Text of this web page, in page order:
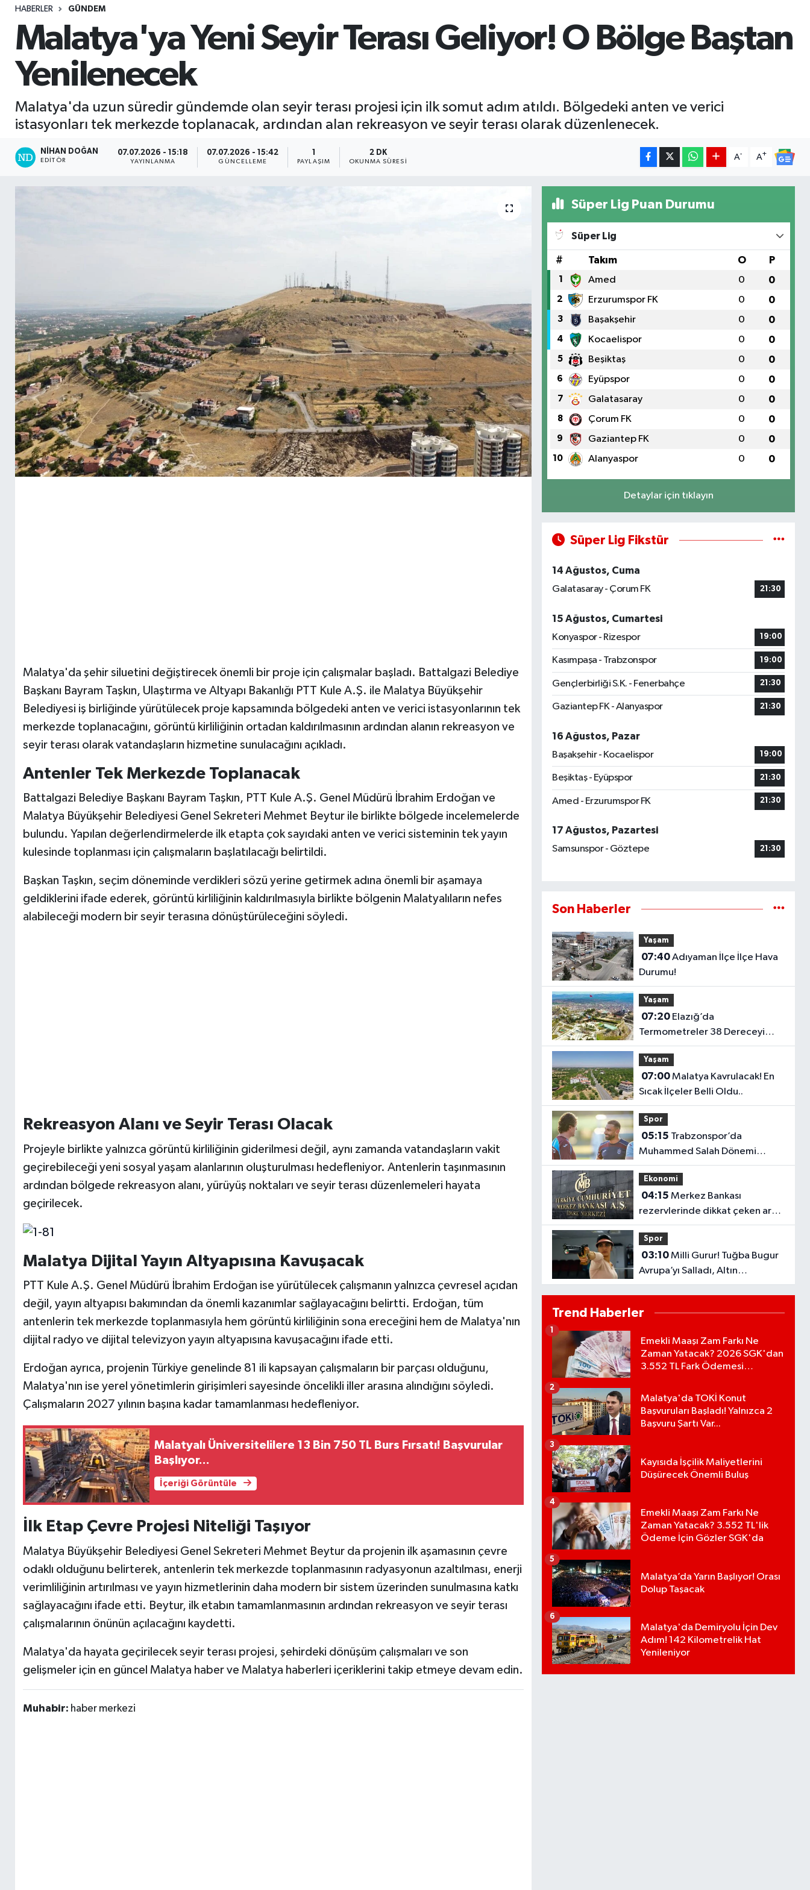
HABERLER GÜNDEM
Malatya'ya Yeni Seyir Terası Geliyor! O Bölge Baştan
Yenilenecek
Malatya'da uzun süredir gündemde olan seyir terası projesi için ilk somut adım atıldı. Bölgedeki anten ve verici
istasyonları tek merkezde toplanacak, ardından alan rekreasyon ve seyir terası olarak düzenlenecek.
NIHAN DOĞAN
EDITÖR
07.07.2026 - 15:18
YAYINLANMA
07.07.2026 - 15:42
GÜNCELLEME
1
PAYLAŞIM
2 DK
OKUNMA SÜRESI
A- A+
Malatya'da şehir siluetini değiştirecek önemli bir proje için çalışmalar başladı. Battalgazi Belediye
Başkanı Bayram Taşkın, Ulaştırma ve Altyapı Bakanlığı PTT Kule A.Ş. ile Malatya Büyükşehir
Belediyesi iş birliğinde yürütülecek proje kapsamında bölgedeki anten ve verici istasyonlarının tek
merkezde toplanacağını, görüntü kirliliğinin ortadan kaldırılmasının ardından alanın rekreasyon ve
seyir terası olarak vatandaşların hizmetine sunulacağını açıkladı.
Antenler Tek Merkezde Toplanacak
Battalgazi Belediye Başkanı Bayram Taşkın, PTT Kule A.Ş. Genel Müdürü İbrahim Erdoğan ve
Malatya Büyükşehir Belediyesi Genel Sekreteri Mehmet Beytur ile birlikte bölgede incelemelerde
bulundu. Yapılan değerlendirmelerde ilk etapta çok sayıdaki anten ve verici sisteminin tek yayın
kulesinde toplanması için çalışmaların başlatılacağı belirtildi.
Başkan Taşkın, seçim döneminde verdikleri sözü yerine getirmek adına önemli bir aşamaya
geldiklerini ifade ederek, görüntü kirliliğinin kaldırılmasıyla birlikte bölgenin Malatyalıların nefes
alabileceği modern bir seyir terasına dönüştürüleceğini söyledi.
Rekreasyon Alanı ve Seyir Terası Olacak
Projeyle birlikte yalnızca görüntü kirliliğinin giderilmesi değil, aynı zamanda vatandaşların vakit
geçirebileceği yeni sosyal yaşam alanlarının oluşturulması hedefleniyor. Antenlerin taşınmasının
ardından bölgede rekreasyon alanı, yürüyüş noktaları ve seyir terası düzenlemeleri hayata
geçirilecek.
Malatya Dijital Yayın Altyapısına Kavuşacak
PTT Kule A.Ş. Genel Müdürü İbrahim Erdoğan ise yürütülecek çalışmanın yalnızca çevresel açıdan
değil, yayın altyapısı bakımından da önemli kazanımlar sağlayacağını belirtti. Erdoğan, tüm
antenlerin tek merkezde toplanmasıyla hem görüntü kirliliğinin sona ereceğini hem de Malatya'nın
dijital radyo ve dijital televizyon yayın altyapısına kavuşacağını ifade etti.
Erdoğan ayrıca, projenin Türkiye genelinde 81 ili kapsayan çalışmaların bir parçası olduğunu,
Malatya'nın ise yerel yönetimlerin girişimleri sayesinde öncelikli iller arasına alındığını söyledi.
Çalışmaların 2027 yılının başına kadar tamamlanması hedefleniyor.
Malatyalı Üniversitelilere 13 Bin 750 TL Burs Fırsatı! Başvurular
Başlıyor...
İçeriği Görüntüle
İlk Etap Çevre Projesi Niteliği Taşıyor
Malatya Büyükşehir Belediyesi Genel Sekreteri Mehmet Beytur da projenin ilk aşamasının çevre
odaklı olduğunu belirterek, antenlerin tek merkezde toplanmasının radyasyonun azaltılması, enerji
verimliliğinin artırılması ve yayın hizmetlerinin daha modern bir sistem üzerinden sunulmasına katkı
sağlayacağını ifade etti. Beytur, ilk etabın tamamlanmasının ardından rekreasyon ve seyir terası
çalışmalarının önünün açılacağını kaydetti.
Malatya'da hayata geçirilecek seyir terası projesi, şehirdeki dönüşüm çalışmaları ve son
gelişmeler için en güncel Malatya haber ve Malatya haberleri içeriklerini takip etmeye devam edin.
Muhabir: haber merkezi
Süper Lig Puan Durumu
Süper Lig
# Takım O P
1 Amed 0 0
2 Erzurumspor FK 0 0
3 Başakşehir 0 0
4 Kocaelispor 0 0
5 Beşiktaş 0 0
6 Eyüpspor 0 0
7 Galatasaray 0 0
8 Çorum FK 0 0
9 Gaziantep FK 0 0
10 Alanyaspor 0 0
Detaylar için tıklayın
Süper Lig Fikstür
14 Ağustos, Cuma
Galatasaray - Çorum FK
21:30
15 Ağustos, Cumartesi
Konyaspor - Rizespor
19:00
Kasımpaşa - Trabzonspor 19:00
Gençlerbirliği S.K. - Fenerbahçe 21:30
Gaziantep FK - Alanyaspor 21:30
16 Ağustos, Pazar
Başakşehir - Kocaelispor
19:00
Beşiktaş - Eyüpspor 21:30
Amed - Erzurumspor FK 21:30
17 Ağustos, Pazartesi
Samsunspor - Göztepe
21:30
Son Haberler
Yaşam
07:40Adıyaman İlçe İlçe Hava
Durumu!
Yaşam
07:20Elazığ’da
Termometreler 38 Dereceyi
Gösterecek!
Yaşam
07:00Malatya Kavrulacak! En
Sıcak İlçeler Belli Oldu..
Spor
05:15
Muhammed Salah Dönemi
Başladı! Yıldız Futbolcu İlk
Antrenmanına Çıktı..
Ekonomi
04:15
rezervlerinde dikkat çeken artış!
1 haftada 1,8 milyar dolar
yükseldi..
Spor
03:10Milli Gurur! Tuğba Bugur
Avrupa’yı Salladı, Altın
Madalyayı Türkiye’ye Getirdi..
Trend Haberler
Emekli Maaşı Zam Farkı Ne
Zaman Yatacak? 2026 SGK'dan
3.552 TL Fark Ödemesi
1
Malatya'da TOKİ Konut
Başvuruları Başladı! Yalnızca 2
Başvuru Şartı Var...
2
Kayısıda İşçilik Maliyetlerini
Düşürecek Önemli Buluş
3
Emekli Maaşı Zam Farkı Ne
Zaman Yatacak? 3.552 TL'lik
Ödeme İçin Gözler SGK'da
4
Malatya’da Yarın Başlıyor! Orası
Dolup Taşacak
5
Malatya'da Demiryolu İçin Dev
Adım! 142 Kilometrelik Hat
Yenileniyor
6
Seri İlan
Siyaset
Spor
Yaşam